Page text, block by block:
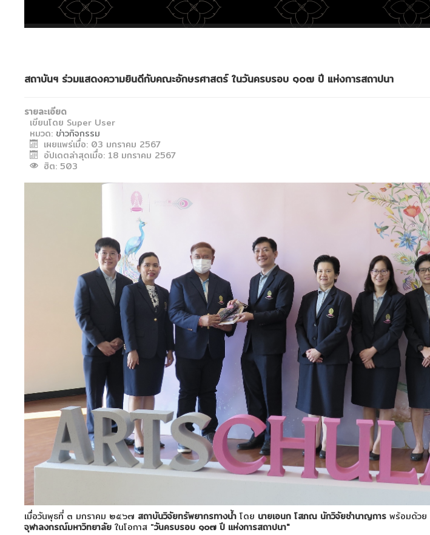
สถาบันฯ ร่วมแสดงความยินดีกับคณะอักษรศาสตร์ ในวันครบรอบ ๑๐๗ ปี แห่งการสถาปนา
รายละเอียด
เขียนโดย Super User
หมวด: ข่าวกิจกรรม
เผยแพร่เมื่อ: 03 มกราคม 2567
อัปเดตล่าสุดเมื่อ: 18 มกราคม 2567
ฮิต: 503
เมื่อวันพุธที่ ๓ มกราคม ๒๕๖๗ สถาบันวิจัยทรัพยากรทางน้ำ โดย นายเอนก โสภณ นักวิจัยชำนาญการ พร้อมด้วย
จุฬาลงกรณ์มหาวิทยาลัย ในโอกาส "วันครบรอบ ๑๐๗ ปี แห่งการสถาปนา"